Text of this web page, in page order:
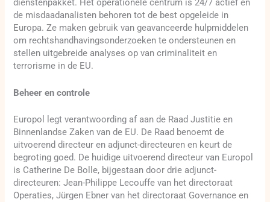
dienstenpakket. Het operationele centrum is 24/7 actief en
de misdaadanalisten behoren tot de best opgeleide in
Europa. Ze maken gebruik van geavanceerde hulpmiddelen
om rechtshandhavingsonderzoeken te ondersteunen en
stellen uitgebreide analyses op van criminaliteit en
terrorisme in de EU.
Beheer en controle
Europol legt verantwoording af aan de Raad Justitie en
Binnenlandse Zaken van de EU. De Raad benoemt de
uitvoerend directeur en adjunct-directeuren en keurt de
begroting goed. De huidige uitvoerend directeur van Europol
is Catherine De Bolle, bijgestaan door drie adjunct-
directeuren: Jean-Philippe Lecouffe van het directoraat
Operaties, Jürgen Ebner van het directoraat Governance en